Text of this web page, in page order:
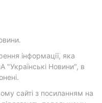
інформації, яка
"Українські Новини", в
сайті з посиланням на